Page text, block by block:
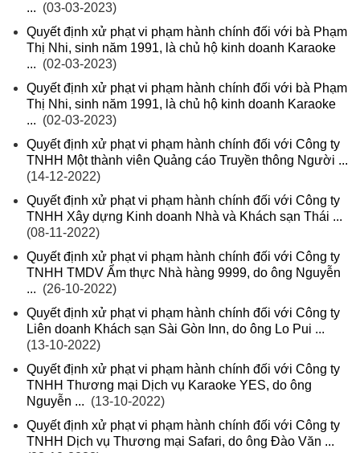
... (03-03-2023)
Quyết định xử phạt vi phạm hành chính đối với bà Phạm
Thị Nhi, sinh năm 1991, là chủ hộ kinh doanh Karaoke
... (02-03-2023)
Quyết định xử phạt vi phạm hành chính đối với bà Phạm
Thị Nhi, sinh năm 1991, là chủ hộ kinh doanh Karaoke
... (02-03-2023)
Quyết định xử phạt vi phạm hành chính đối với Công ty
TNHH Một thành viên Quảng cáo Truyền thông Người ...
(14-12-2022)
Quyết định xử phạt vi phạm hành chính đối với Công ty
TNHH Xây dựng Kinh doanh Nhà và Khách sạn Thái ...
(08-11-2022)
Quyết định xử phạt vi phạm hành chính đối với Công ty
TNHH TMDV Ẩm thực Nhà hàng 9999, do ông Nguyễn
... (26-10-2022)
Quyết định xử phạt vi phạm hành chính đối với Công ty
Liên doanh Khách sạn Sài Gòn Inn, do ông Lo Pui ...
(13-10-2022)
Quyết định xử phạt vi phạm hành chính đối với Công ty
TNHH Thương mại Dịch vụ Karaoke YES, do ông
Nguyễn ... (13-10-2022)
Quyết định xử phạt vi phạm hành chính đối với Công ty
TNHH Dịch vụ Thương mại Safari, do ông Đào Văn ...